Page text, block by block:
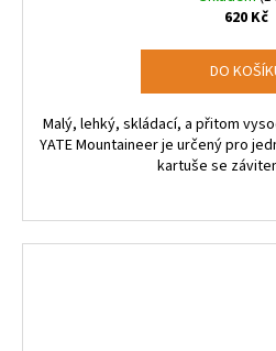
620 Kč
DO
Malý, lehký, skládací, a přitom
YATE Mountaineer je určený pro
kartuše se